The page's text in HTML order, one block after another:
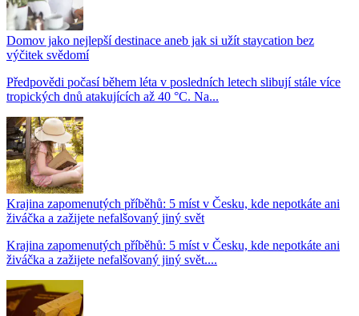
Domov jako nejlepší destinace aneb jak si užít staycation bez
výčitek svědomí
Předpovědi počasí během léta v posledních letech slibují stále více
tropických dnů atakujících až 40 °C. Na...
Krajina zapomenutých příběhů: 5 míst v Česku, kde nepotkáte ani
živáčka a zažijete nefalšovaný jiný svět
Krajina zapomenutých příběhů: 5 míst v Česku, kde nepotkáte ani
živáčka a zažijete nefalšovaný jiný svět....